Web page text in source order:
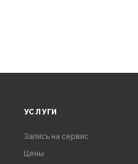
УСЛУГИ
Запись на сервис
Цены